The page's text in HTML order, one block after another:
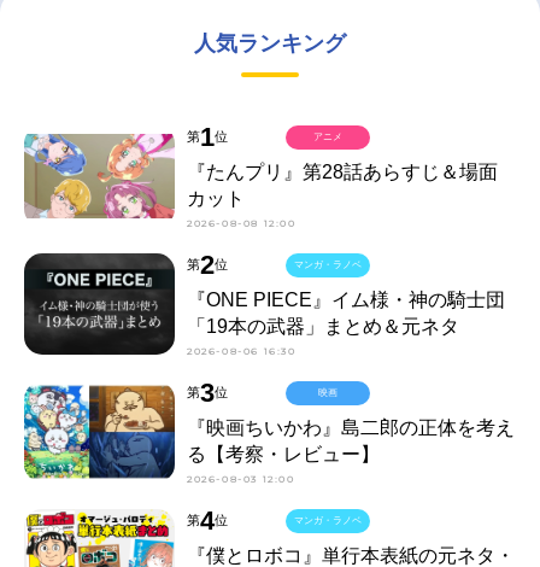
人気ランキング
第1位
『たんプリ』第28話あらすじ＆場面
カット
2026-08-08 12:00
アニメ
第2位
『ONE PIECE』イム様・神の騎士団
「19本の武器」まとめ＆元ネタ
2026-08-06 16:30
マンガ・ラノベ
第3位
『映画ちいかわ』島二郎の正体を考え
る【考察・レビュー】
2026-08-03 12:00
映画
第4位
『僕とロボコ』単行本表紙の元ネタ・
マンガ・ラノベ